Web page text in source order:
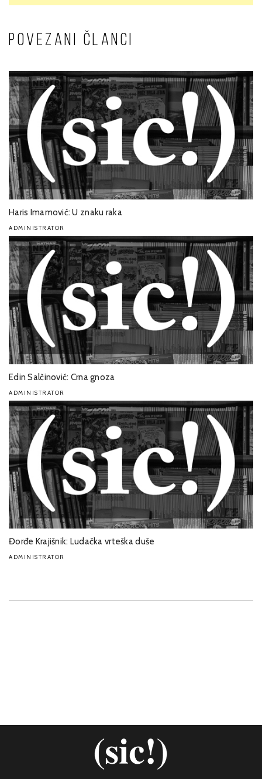
POVEZANI ČLANCI
Haris Imamović: U znaku raka
ADMINISTRATOR
Edin Salčinović: Crna gnoza
ADMINISTRATOR
Đorđe Krajišnik: Ludačka vrteška duše
ADMINISTRATOR